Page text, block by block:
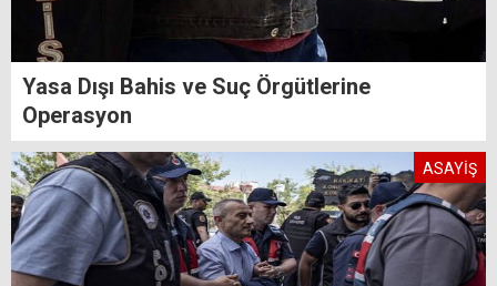
Yasa Dışı Bahis ve Suç Örgütlerine
Operasyon
ASAYİŞ